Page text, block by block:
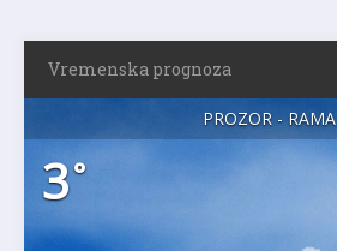
Vremenska prognoza
PROZOR - RAMA
3°